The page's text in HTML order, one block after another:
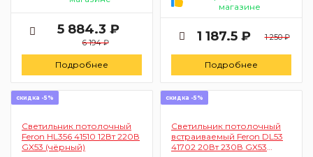
5 884.3 ₽
6 194 ₽
Подробнее
магазине
1 187.5 ₽ 1 250 ₽
Подробнее
скидка -5%
Светильник потолочный
Feron HL356 41510 12Вт 220В
GX53 (чёрный)
скидка -5%
Светильник потолочный
встраиваемый Feron DL53
41702 20Вт 230В GX53